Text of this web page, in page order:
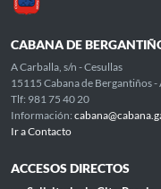
CABANA DE
A Carballa, s/n - Cesullas
15115 Cabana de Bergantiños -
Tlf: 981 75 40 20
Información:
Ir a Contacto
ACCESOS DIRECTOS